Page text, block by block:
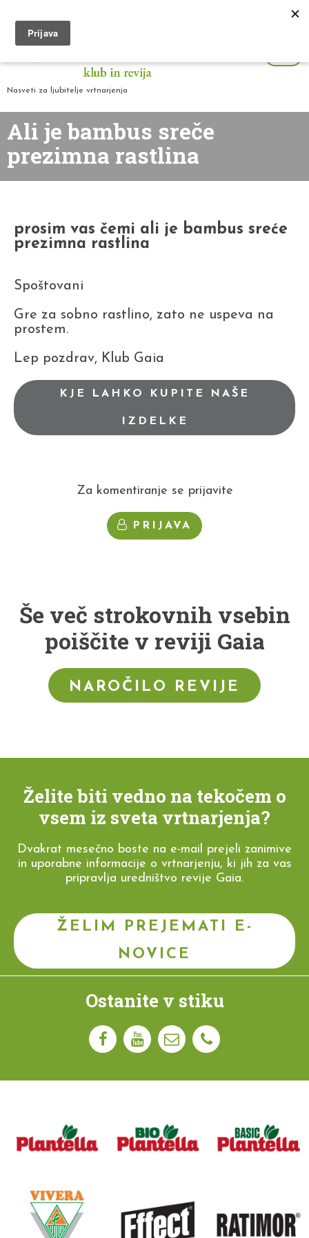
Nasveti za ljubitelje vrtnarjenja
Ali je bambus sreče
prezimna rastlina
prosim vas čemi ali je bambus sreće
prezimna rastlina
Spoštovani
Gre za sobno rastlino, zato ne uspeva na
prostem.
Lep pozdrav, Klub Gaia
KJE LAHKO KUPITE NAŠE
IZDELKE
Za komentiranje se prijavite
PRIJAVA
Še več strokovnih vsebin
poiščite v reviji Gaia
NAROČILO REVIJE
Želite biti vedno na tekočem o
vsem iz sveta vrtnarjenja?
Dvakrat mesečno boste na e-mail prejeli zanimive
in uporabne informacije o vrtnarjenju, ki jih za vas
pripravlja uredništvo revije Gaia.
ŽELIM PREJEMATI E-
NOVICE
Ostanite v stiku